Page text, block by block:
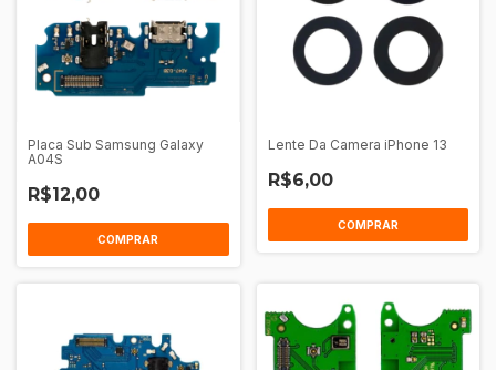
Placa Sub Samsung Galaxy
A04S
R$12,00
Lente Da Camera iPhone 13
R$6,00
COMPRAR